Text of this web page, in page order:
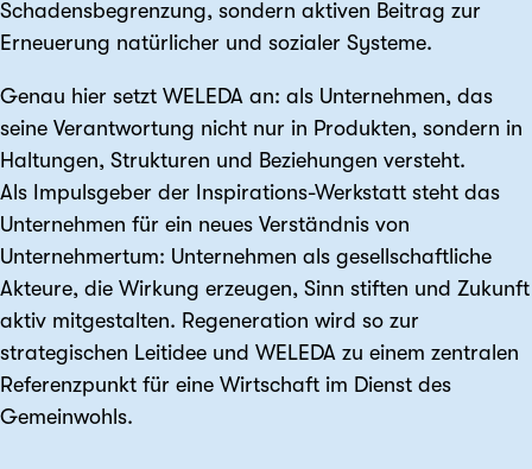
Schadensbegrenzung, sondern aktiven Beitrag zur
Erneuerung natürlicher und sozialer Systeme.
Genau hier setzt WELEDA an: als Unternehmen, das
seine Verantwortung nicht nur in Produkten, sondern in
Haltungen, Strukturen und Beziehungen versteht.
Als Impulsgeber der Inspirations-Werkstatt steht das
Unternehmen für ein neues Verständnis von
Unternehmertum: Unternehmen als gesellschaftliche
Akteure, die Wirkung erzeugen, Sinn stiften und Zukunft
aktiv mitgestalten. Regeneration wird so zur
strategischen Leitidee und WELEDA zu einem zentralen
Referenzpunkt für eine Wirtschaft im Dienst des
Gemeinwohls.